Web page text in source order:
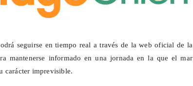
seguirse en tiempo real a través de la web oficial de la
mantenerse informado en una jornada en la que el mar
carácter imprevisible.